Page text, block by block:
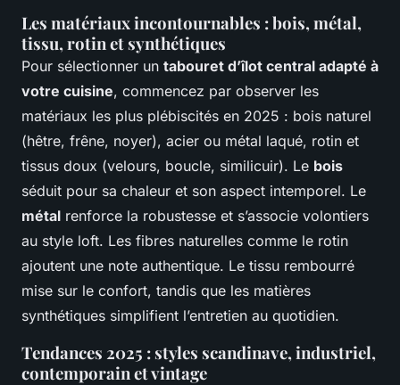
Les matériaux incontournables : bois, métal,
tissu, rotin et synthétiques
Pour sélectionner un tabouret d’îlot central adapté à
votre cuisine, commencez par observer les
matériaux les plus plébiscités en 2025 : bois naturel
(hêtre, frêne, noyer), acier ou métal laqué, rotin et
tissus doux (velours, boucle, similicuir). Le bois
séduit pour sa chaleur et son aspect intemporel. Le
métal renforce la robustesse et s’associe volontiers
au style loft. Les fibres naturelles comme le rotin
ajoutent une note authentique. Le tissu rembourré
mise sur le confort, tandis que les matières
synthétiques simplifient l’entretien au quotidien.
Tendances 2025 : styles scandinave, industriel,
contemporain et vintage